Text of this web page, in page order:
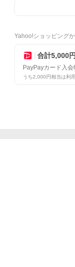
Yahoo!ショッピング
合計5,000
PayPayカード入会
うち2,000円相当は利